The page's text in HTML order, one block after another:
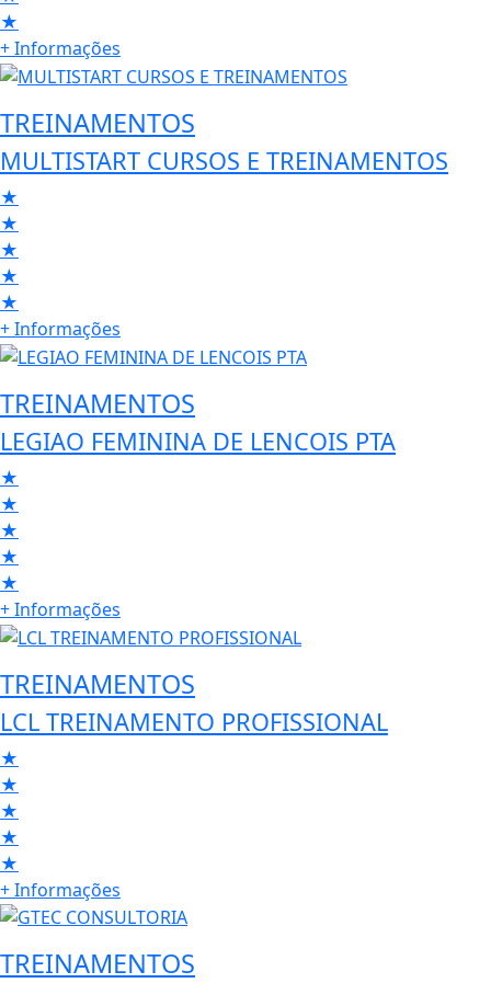
★
+ Informações
TREINAMENTOS
MULTISTART CURSOS E TREINAMENTOS
★
★
★
★
★
+ Informações
TREINAMENTOS
LEGIAO FEMININA DE LENCOIS PTA
★
★
★
★
★
+ Informações
TREINAMENTOS
LCL TREINAMENTO PROFISSIONAL
★
★
★
★
★
+ Informações
TREINAMENTOS